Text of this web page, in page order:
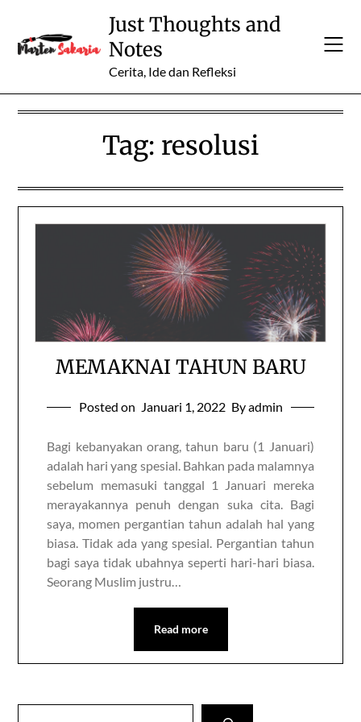
content
Just Thoughts and
Notes
Cerita, Ide dan Refleksi
Tag: resolusi
MEMAKNAI TAHUN BARU
Posted on Januari 1, 2022 By admin
Bagi kebanyakan orang, tahun baru (1 Januari)
adalah hari yang spesial. Bahkan pada malamnya
sebelum memasuki tanggal 1 Januari mereka
merayakannya penuh dengan suka cita. Bagi
saya, momen pergantian tahun adalah hal yang
biasa. Tidak ada yang spesial. Pergantian tahun
bagi saya tidak ubahnya seperti hari-hari biasa.
Seorang Muslim justru…
Read more